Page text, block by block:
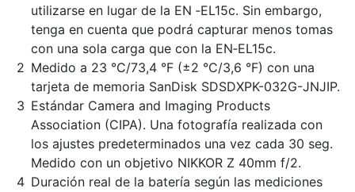
utilizarse en lugar de la EN ‑EL15c. Sin embargo,
tenga en cuenta que podrá capturar menos tomas
con una sola carga que con la EN‑EL15c.
Medido a 23 °C/73,4 °F (±2 °C/3,6 °F) con una
tarjeta de memoria SanDisk SDSDXPK-032G-JNJIP.
Estándar Camera and Imaging Products
Association (CIPA). Una fotografía realizada con
los ajustes predeterminados una vez cada 30 seg.
Medido con un objetivo NIKKOR Z 40mm f/2.
Duración real de la batería según las mediciones